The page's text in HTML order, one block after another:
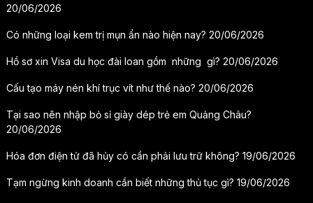
20/06/2026
Có những loại kem trị mụn ẩn nào hiện nay? 20/06/2026
Hồ sơ xin Visa du học đài loan gồm những gì? 20/06/2026
Cấu tạo máy nén khí trục vít như thế nào? 20/06/2026
Tại sao nên nhập bỏ sỉ giày dép trẻ em Quảng Châu?
20/06/2026
Hóa đơn điện tử đã hủy có cần phải lưu trữ không? 19/06/2026
Tạm ngừng kinh doanh cần biết những thủ tục gì? 19/06/2026